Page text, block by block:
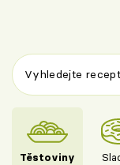
Těstoviny